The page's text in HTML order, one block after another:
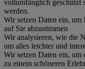
vollumfänglich geschützt
werden.
Wir setzen Daten ein,
auf Sie abzustimmen
Wir analysieren, wie die
um alles leichter und
Wir setzen Daten ein,
zu einem schöneren